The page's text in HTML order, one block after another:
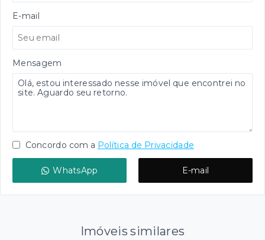
E-mail
Mensagem
Concordo com a Política de Privacidade
WhatsApp E-mail
Imóveis similares